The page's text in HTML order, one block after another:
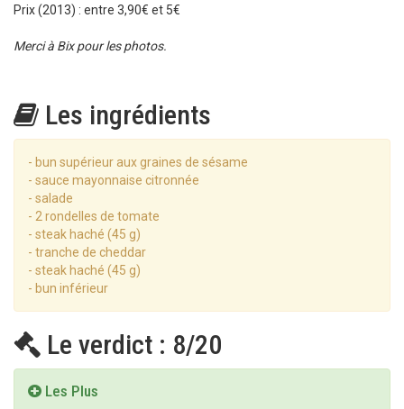
Prix (2013) : entre 3,90€ et 5€
Merci à Bix pour les photos.
Les ingrédients
- bun supérieur aux graines de sésame
- sauce mayonnaise citronnée
- salade
- 2 rondelles de tomate
- steak haché (45 g)
- tranche de cheddar
- steak haché (45 g)
- bun inférieur
Le verdict : 8/20
Les Plus